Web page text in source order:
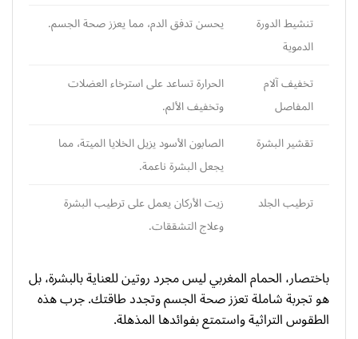
تنشيط الدورة
الدموية
يحسن تدفق الدم، مما يعزز صحة الجسم.
تخفيف آلام
المفاصل
الحرارة تساعد على استرخاء العضلات
وتخفيف الألم.
تقشير البشرة
الصابون الأسود يزيل الخلايا الميتة، مما
يجعل البشرة ناعمة.
ترطيب الجلد
زيت الأركان يعمل على ترطيب البشرة
وعلاج التشققات.
باختصار، الحمام المغربي ليس مجرد روتين للعناية بالبشرة، بل
هو تجربة شاملة تعزز صحة الجسم وتجدد طاقتك. جرب هذه
الطقوس التراثية واستمتع بفوائدها المذهلة.